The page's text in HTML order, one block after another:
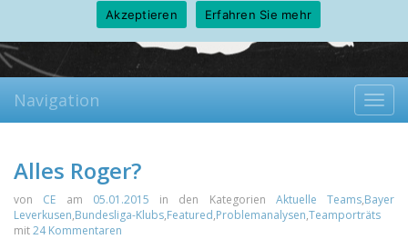
Navigation
Alles Roger?
von CE am 05.01.2015 in den Kategorien Aktuelle Teams,Bayer
Leverkusen,Bundesliga-Klubs,Featured,Problemanalysen,Teamporträts
mit24 Kommentaren
Akzeptieren
Erfahren Sie mehr